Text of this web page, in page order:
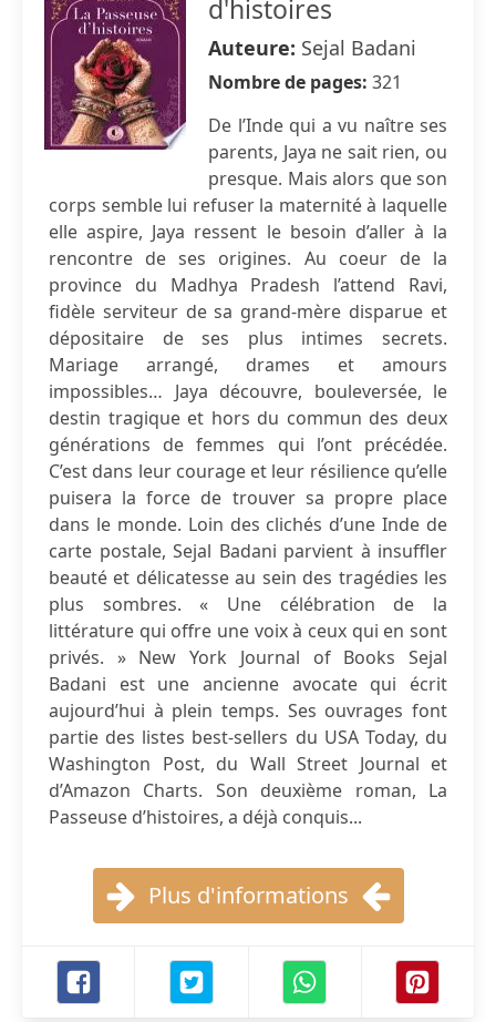
d'histoires
Auteure: Sejal Badani
Nombre de pages: 321
De l’Inde qui a vu naître ses
parents, Jaya ne sait rien, ou
presque. Mais alors que son
corps semble lui refuser la maternité à laquelle
elle aspire, Jaya ressent le besoin d’aller à la
rencontre de ses origines. Au coeur de la
province du Madhya Pradesh l’attend Ravi,
fidèle serviteur de sa grand-mère disparue et
dépositaire de ses plus intimes secrets.
Mariage arrangé, drames et amours
impossibles… Jaya découvre, bouleversée, le
destin tragique et hors du commun des deux
générations de femmes qui l’ont précédée.
C’est dans leur courage et leur résilience qu’elle
puisera la force de trouver sa propre place
dans le monde. Loin des clichés d’une Inde de
carte postale, Sejal Badani parvient à insuffler
beauté et délicatesse au sein des tragédies les
plus sombres. « Une célébration de la
littérature qui offre une voix à ceux qui en sont
privés. » New York Journal of Books Sejal
Badani est une ancienne avocate qui écrit
aujourd’hui à plein temps. Ses ouvrages font
partie des listes best-sellers du USA Today, du
Washington Post, du Wall Street Journal et
d’Amazon Charts. Son deuxième roman, La
Passeuse d’histoires, a déjà conquis...
Plus d'informations